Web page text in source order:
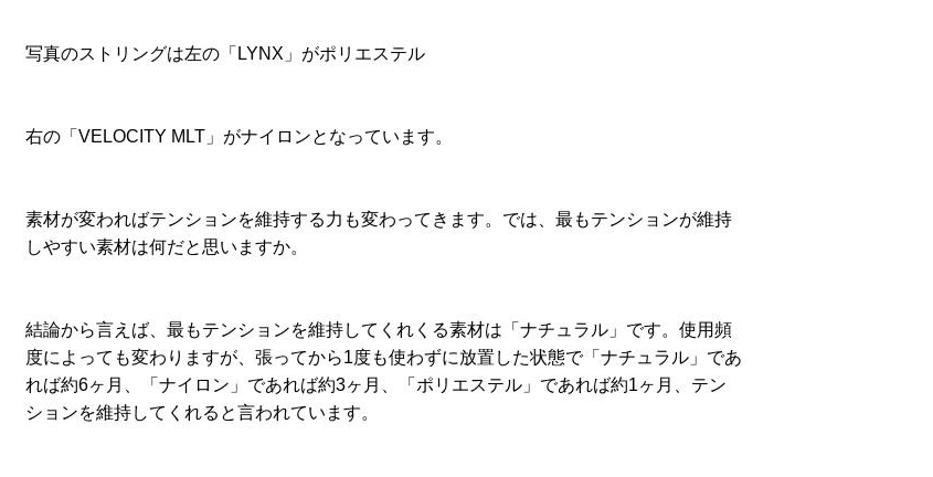
写真のストリングは左の「LYNX」がポリエステル
右の「VELOCITY MLT」がナイロンとなっています。
素材が変わればテンションを維持する力も変わってきます。では、最もテンションが維持
しやすい素材は何だと思いますか。
結論から言えば、最もテンションを維持してくれくる素材は「ナチュラル」です。使用頻
度によっても変わりますが、張ってから1度も使わずに放置した状態で「ナチュラル」であ
れば約6ヶ月、「ナイロン」であれば約3ヶ月、「ポリエステル」であれば約1ヶ月、テン
ションを維持してくれると言われています。